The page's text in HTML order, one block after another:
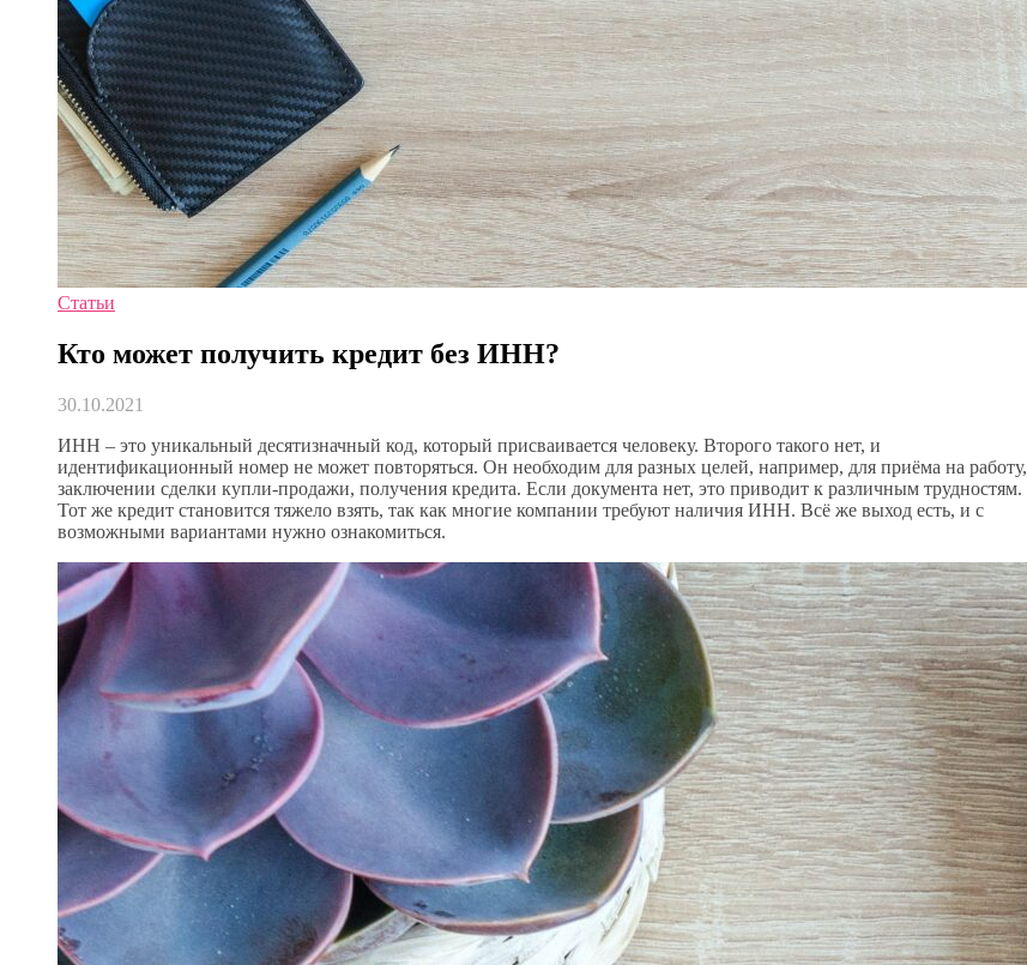
Статьи
Кто может получить кредит без ИНН?
30.10.2021
ИНН – это уникальный десятизначный код, который присваивается человеку. Второго такого нет, и
идентификационный номер не может повторяться. Он необходим для разных целей, например, для приёма на работу,
заключении сделки купли-продажи, получения кредита. Если документа нет, это приводит к различным трудностям.
Тот же кредит становится тяжело взять, так как многие компании требуют наличия ИНН. Всё же выход есть, и с
возможными вариантами нужно ознакомиться.